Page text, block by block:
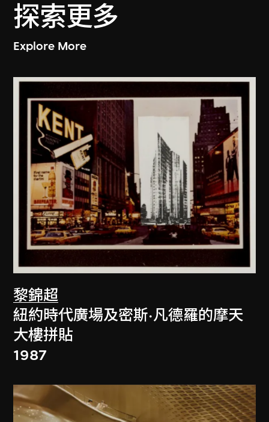
探索更多
Explore More
黎錦超
紐約時代廣場及密斯·凡德羅的摩天
大樓拼貼
1987